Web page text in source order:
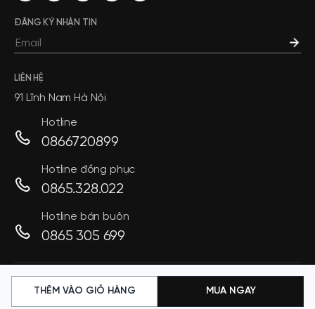
THÊM VÀO GIỎ HÀNG MUA NGAY
ĐĂNG KÝ NHẬN TIN
LIÊN HỆ
91 Lĩnh Nam Hà Nội
Hotline
0866720899
Hotline đồng phục
0865.328.022
Hotline bán buôn
0865 305 699
Chính sách bảo mật và cookies
Copyright © THÁI HÒA 2026. All rights reserved